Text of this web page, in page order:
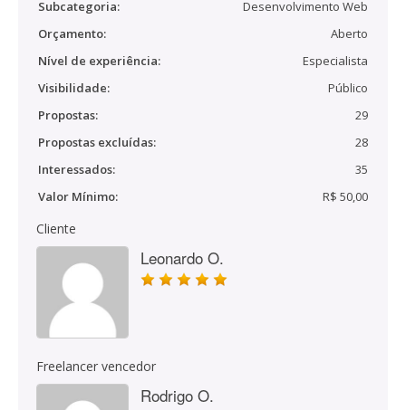
Subcategoria:
Desenvolvimento Web
Orçamento:
Aberto
Nível de experiência:
Especialista
Visibilidade:
Público
Propostas:
29
Propostas excluídas:
28
Interessados:
35
Valor Mínimo:
R$ 50,00
Cliente
Leonardo O.
Freelancer vencedor
Rodrigo O.